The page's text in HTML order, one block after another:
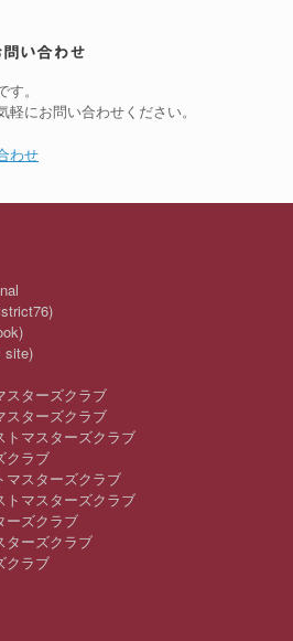
い合わせ
。
にお問い合わせください。
わせ
site)
スターズクラブ
スターズクラブ
トマスターズクラブ
クラブ
マスターズクラブ
トマスターズクラブ
ーズクラブ
ターズクラブ
クラブ